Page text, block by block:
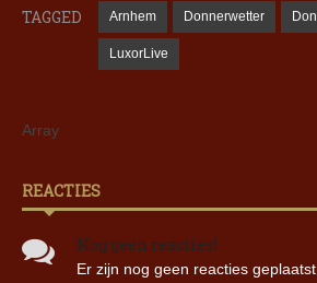
TAGGED Arnhem Donnerwetter
LuxorLive
Array
REACTIES
Nog geen reacties!
Er zijn nog geen reacties geplaatst.